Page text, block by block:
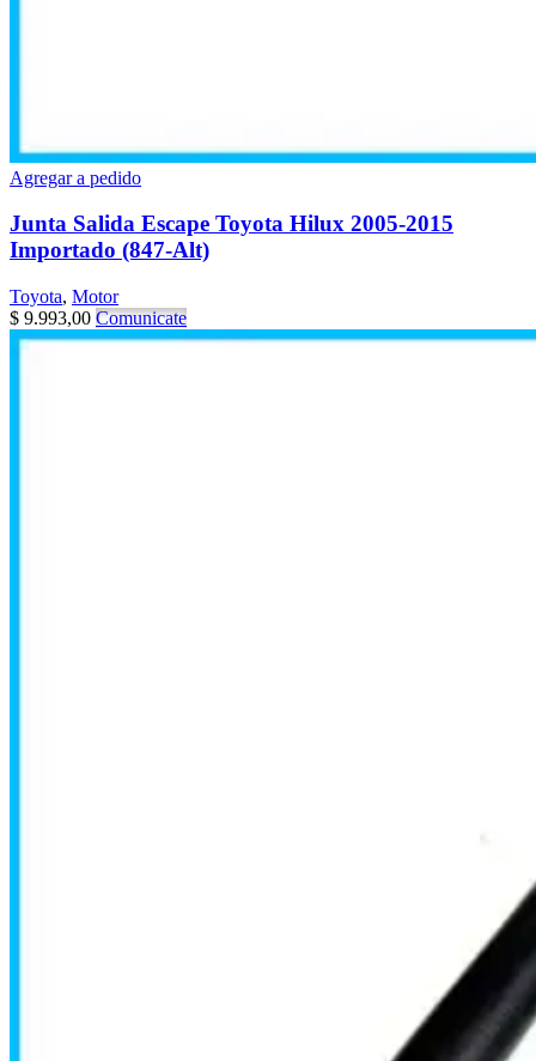
Agregar a pedido
Junta Salida Escape Toyota Hilux 2005-2015
Importado (847-Alt)
Toyota, Motor
$ 9.993,00 Comunicate